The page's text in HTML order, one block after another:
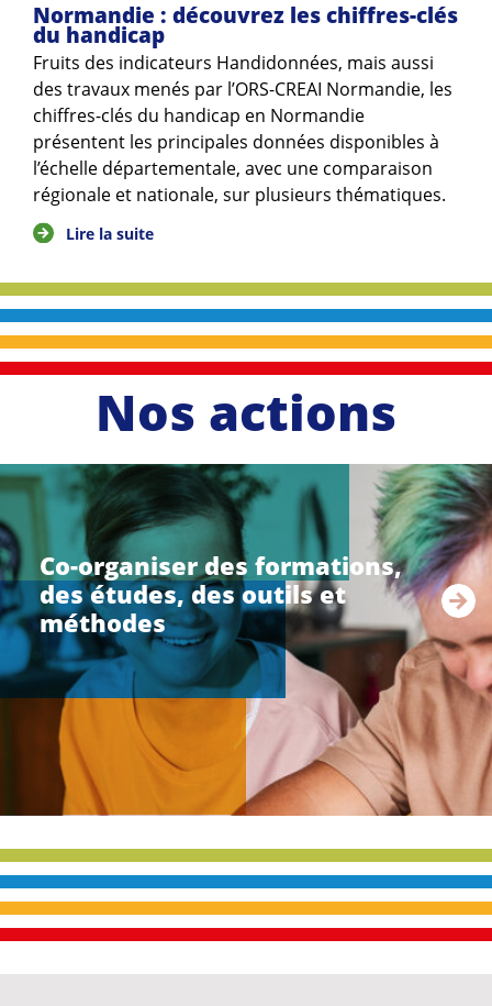
Normandie : découvrez les chiffres-clés
du handicap
Fruits des indicateurs Handidonnées, mais aussi
des travaux menés par l’ORS-CREAI Normandie, les
chiffres-clés du handicap en Normandie
présentent les principales données disponibles à
l’échelle départementale, avec une comparaison
régionale et nationale, sur plusieurs thématiques.
Lire la suite
Nos actions
Co-organiser des formations,
des études, des outils et
méthodes
li
r
e
u
i
t
e